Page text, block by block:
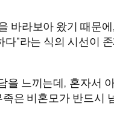
바라보아 왔기 때문
”라는 식의 시선이
을 느끼는데, 혼자서
은 비혼모가 반드시